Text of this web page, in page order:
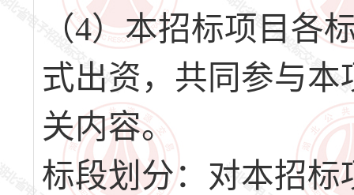
（4）本招标项目各
式出资，共同参与
关内容。
标段划分：对本招标